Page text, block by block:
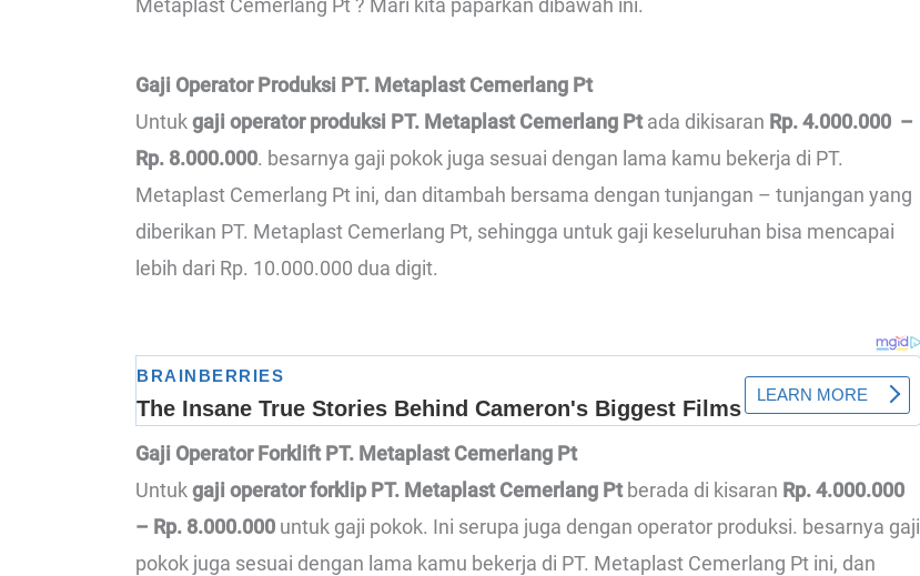
Metaplast Cemerlang Pt ? Mari kita paparkan dibawah ini.
Gaji Operator Produksi PT. Metaplast Cemerlang Pt
Untukgaji operator produksi PT. Metaplast Cemerlang Ptada dikisaran Rp. 4.000.000 –
Rp. 8.000.000. besarnya gaji pokok juga sesuai dengan lama kamu bekerja di PT.
Metaplast Cemerlang Pt ini, dan ditambah bersama dengan tunjangan – tunjangan yang
diberikan PT. Metaplast Cemerlang Pt, sehingga untuk gaji keseluruhan bisa mencapai
lebih dari Rp. 10.000.000 dua digit.
Gaji Operator Forklift PT. Metaplast Cemerlang Pt
Untukgaji operator forklip PT. Metaplast Cemerlang Ptberada di kisaran Rp. 4.000.000
– Rp. 8.000.000 untuk gaji pokok. Ini serupa juga dengan operator produksi. besarnya gaji
pokok juga sesuai dengan lama kamu bekerja di PT. Metaplast Cemerlang Pt ini, dan